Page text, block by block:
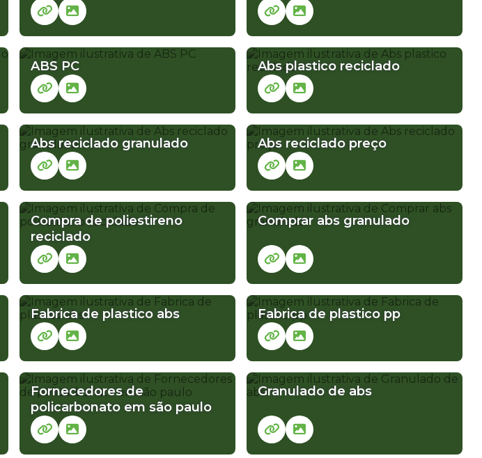
COMPRAR SUCATA PLASTICA EMPRESAS DE PLÁSTICOS FABRICA DE PLASTICO ABS
POLICARBONATO GRANULADO FORNECEDORES DE POLICARBONATO EM SÃO PAULO
PLASTICO ABS GRANULADO PLASTICO ABS ONDE COMPRAR PLASTICO ABS PREÇO
POLICARBONATO RECICLADO POLIESTIRENO RECICLADO POLIESTIRENO RECICLADO VENDA
PS GRANULADO PS RECICLADO SUCATA PLASTICA SUCATA PLASTICA A VENDA
ABS PC Abs plastico reciclado
Abs reciclado granulado Abs reciclado preço
Compra de poliestireno
reciclado
Comprar abs granulado
Fabrica de plastico abs Fabrica de plastico pp
Fornecedores de
policarbonato em são paulo
Granulado de abs